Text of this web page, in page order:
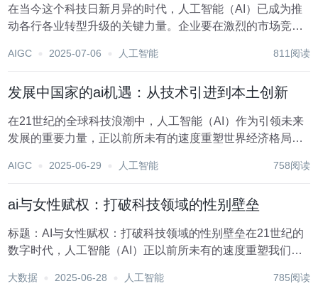
在当今这个科技日新月异的时代，人工智能（AI）已成为推
动各行各业转型升级的关键力量。企业要在激烈的市场竞争
要。这不仅关乎技术创新的速度与质量，更是企业未来可持
AIGC 2025-07-06 人工智能 811阅读
发展中国家的ai机遇：从技术引进到本土创新
在21世纪的全球科技浪潮中，人工智能（AI）作为引领未来
发展的重要力量，正以前所未有的速度重塑世界经济格局。
越式发展的宝贵机遇。从技术引进到本土创新，这一转型路
AIGC 2025-06-29 人工智能 758阅读
ai与女性赋权：打破科技领域的性别壁垒
标题：AI与女性赋权：打破科技领域的性别壁垒在21世纪的
数字时代，人工智能（AI）正以前所未有的速度重塑我们的
容忽视的现象是科技领域的性别不平等问题依然存在，尤其
大数据 2025-06-28 人工智能 785阅读